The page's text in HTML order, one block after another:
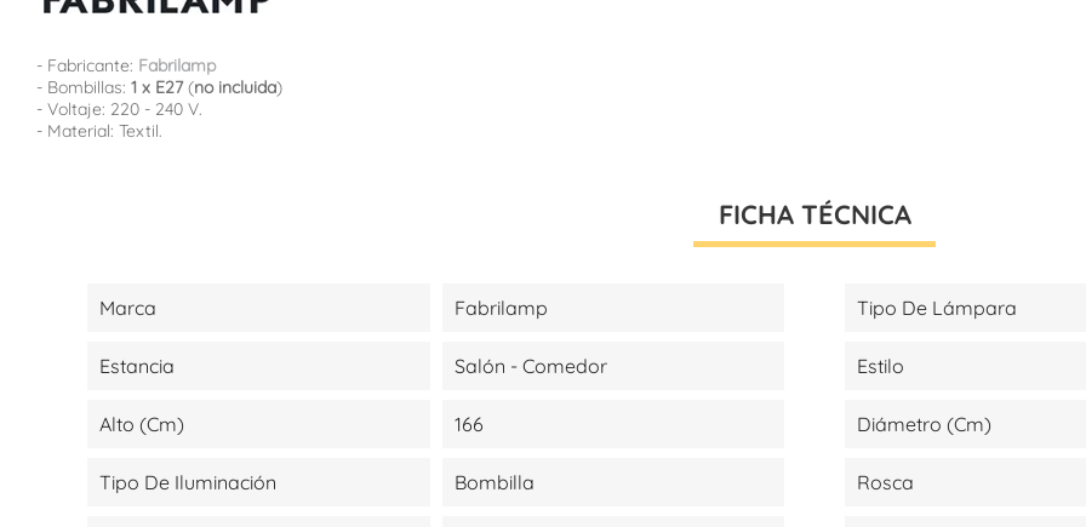
- Fabricante: Fabrilamp
- Bombillas: 1 x E27(no incluida)
- Voltaje: 220 - 240 V.
- Material: Textil.
FICHA TÉCNICA
Marca Fabrilamp Tipo De Lámpara
Estancia Salón - Comedor Estilo
Alto (cm) 166 Diámetro (cm)
Tipo De Iluminación Bombilla Rosca